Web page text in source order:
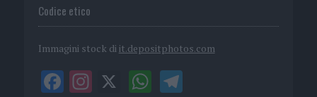
Codice etico
Immagini stock di it.depositphotos.com